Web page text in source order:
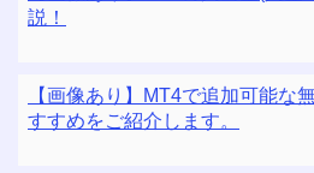
説！
【画像あり】MT4で追加可能な
すすめをご紹介します。